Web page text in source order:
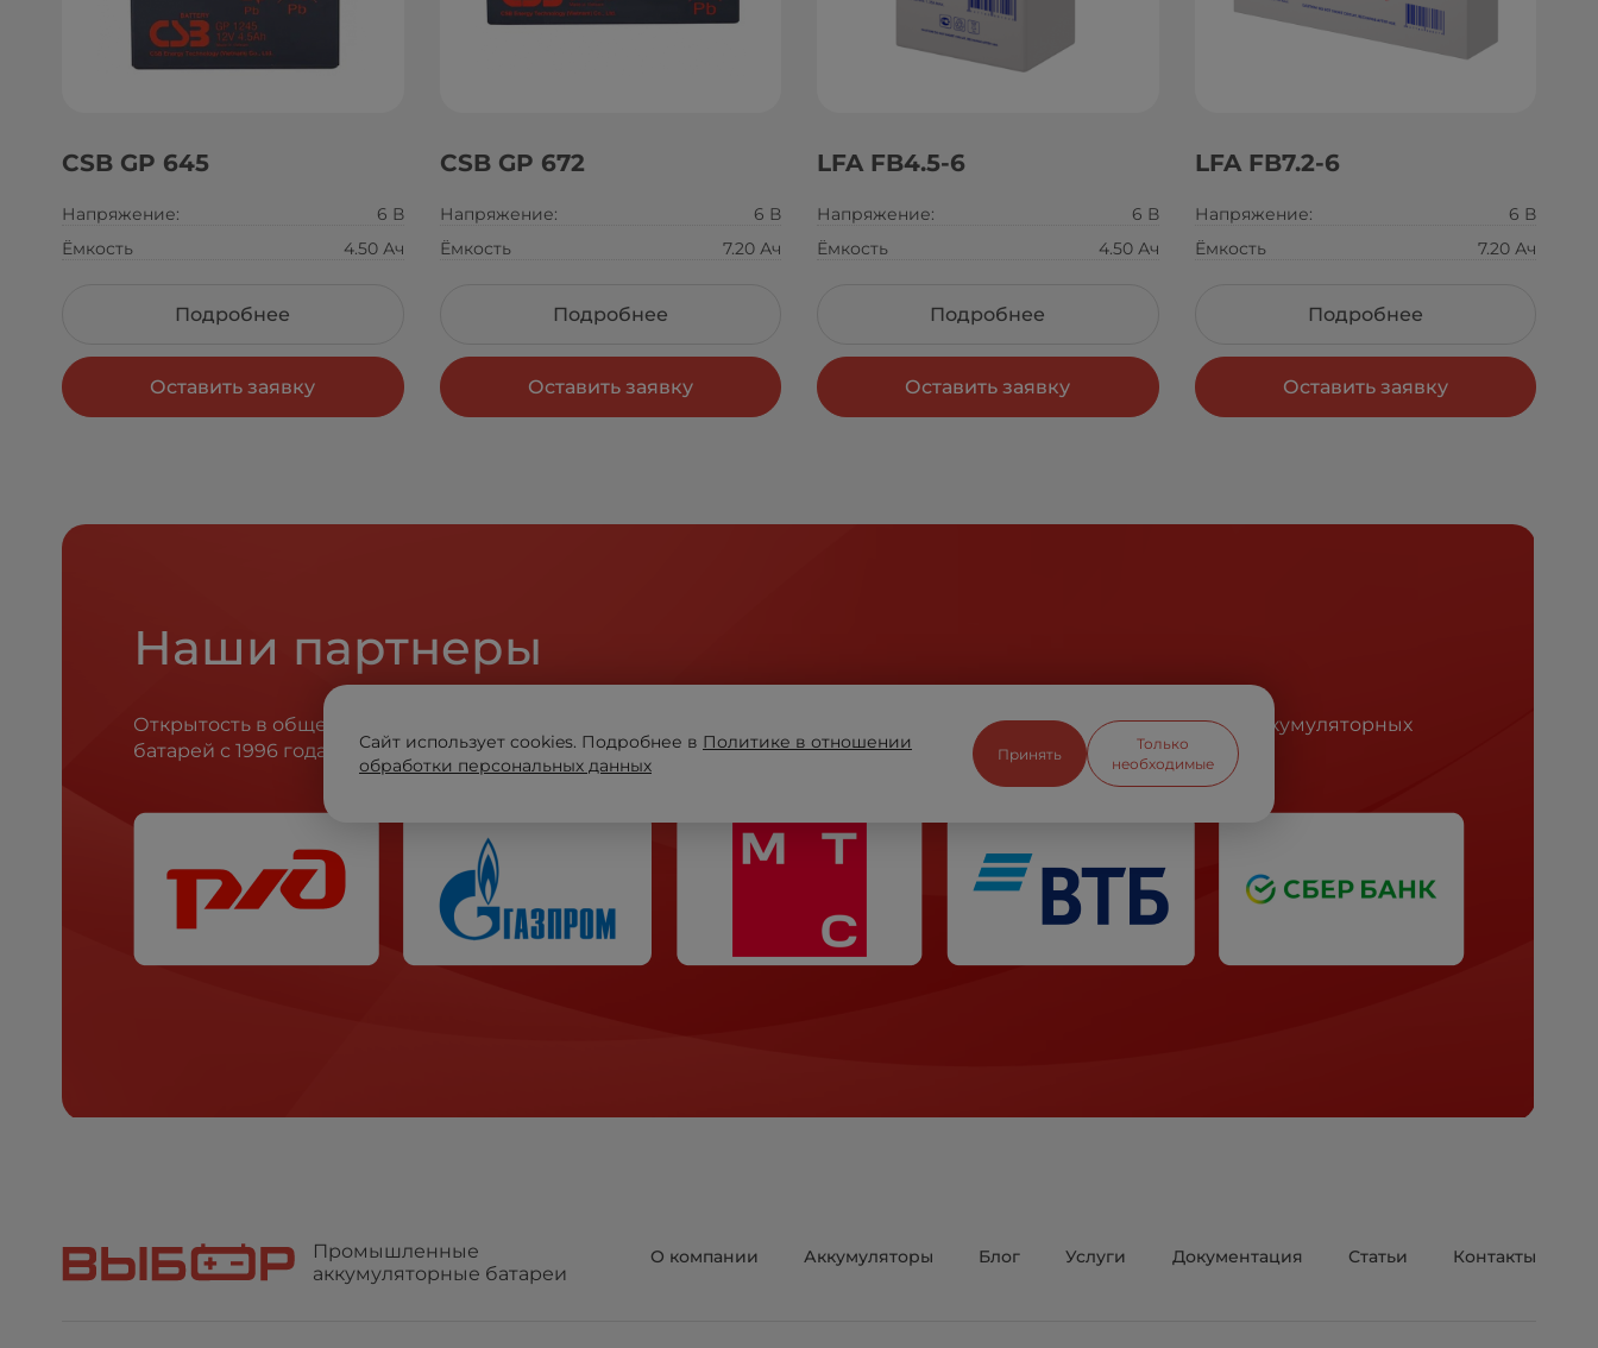
CSB GP 645
Напряжение:
6 В
Ёмкость
4.50 Ач
Подробнее
Оставить заявку
CSB GP 672
Напряжение:
6 В
Ёмкость
7.20 Ач
Подробнее
Оставить заявку
LFA FB4.5-6
Напряжение:
6 В
Ёмкость
4.50 Ач
Подробнее
Оставить заявку
LFA FB7.2-6
Напряжение:
6 В
Ёмкость
7.20 Ач
Подробнее
Оставить заявку
Наши партнеры
Открытость в общении, честность в сотрудничестве помогают компании «ВЫБОР» оставаться лидером рынка аккумуляторных
батарей с 1996 года.
Промышленные
аккумуляторные батареи
О компании Аккумуляторы Блог Услуги Документация Статьи Контакты
Сайт использует cookies. Подробнее в Политике в отношении
обработки персональных данных
Принять
Только
необходимые